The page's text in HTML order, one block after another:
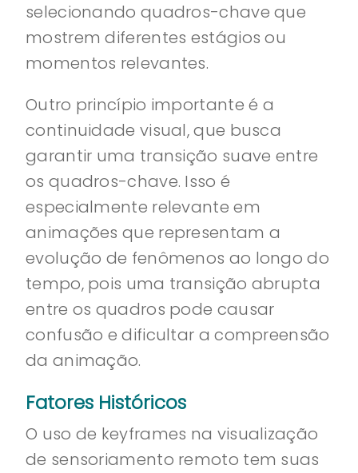
selecionando quadros-chave que
mostrem diferentes estágios ou
momentos relevantes.
Outro princípio importante é a
continuidade visual, que busca
garantir uma transição suave entre
os quadros-chave. Isso é
especialmente relevante em
animações que representam a
evolução de fenômenos ao longo do
tempo, pois uma transição abrupta
entre os quadros pode causar
confusão e dificultar a compreensão
da animação.
Fatores Históricos
O uso de keyframes na visualização
de sensoriamento remoto tem suas